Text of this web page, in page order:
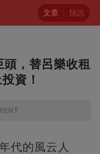
文章 快訊
，替呂樂收租
資！
代的風云人